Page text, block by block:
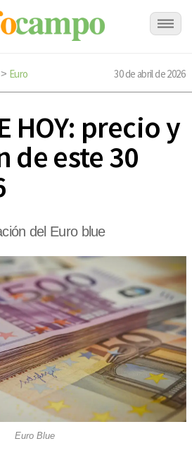
> Euro 30 de abril de 2026
HOY: precio y
de este 30
del Euro blue
Euro Blue